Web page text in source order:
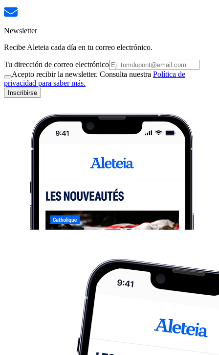
Newsletter
Recibe Aleteia cada día en tu correo electrónico.
Tu dirección de correo electrónico
Acepto recibir la newsletter. Consulta nuestra Política de
privacidad para saber más.
Inscribirse